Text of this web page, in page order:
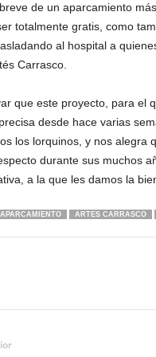
de un aparcamiento
totalmente gratis, como
al hospital a
Carrasco.
que este proyecto, para el
desde hace varias
los lorquinos, y nos alegra
durante sus muchos
a la que les damos la
APARCAMIENTO ARTES CARRASCO